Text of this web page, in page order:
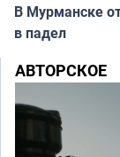
В Мурманске
в падел
АВТОРСКОЕ